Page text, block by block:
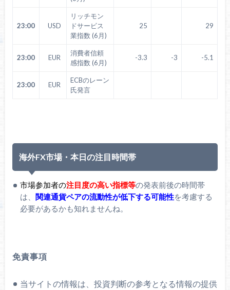
23:00 USD
リッチモン
ドサービス
業指数 (6月)
25 29
23:00 EUR
消費者信頼
感指数 (6月)
-3.3 -3 -5.1
23:00 EUR
ECBのレーン
氏発言
海外FX市場・本日の注目時間帯
市場参加者の注目度の高い指標等の発表前後の時間帯
は、関連通貨ペアの流動性が低下する可能性を考慮する
必要があるかも知れませんね。
免責事項
当サイトの情報は、投資判断の参考となる情報の提供